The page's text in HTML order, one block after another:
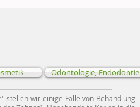
Odontologie, Endodontie
stellen wir einige Fälle von Behandlung